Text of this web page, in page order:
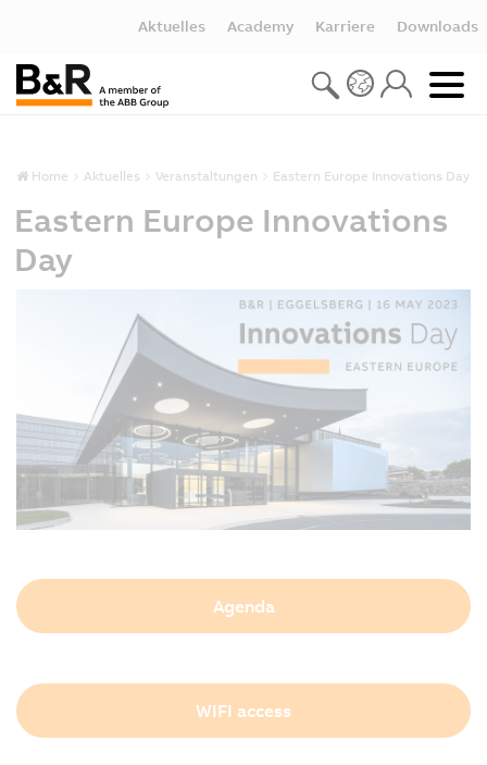
Aktuelles Academy Karriere Downloads
Home Aktuelles Veranstaltungen Eastern Europe Innovations Day
Eastern Europe Innovations
Day
Agenda
WIFI access